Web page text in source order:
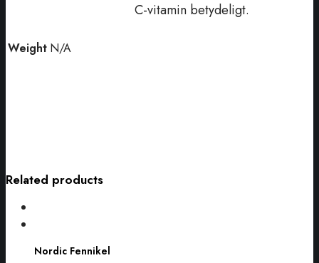
C-vitamin betydeligt.
Weight N/A
Related products
Nordic Fennikel